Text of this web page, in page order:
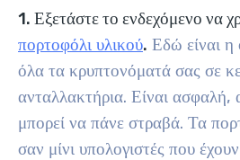
1. Εξετάστε το ενδεχόμενο να
πορτοφόλι υλικού. Εδώ είναι η
όλα τα κρυπτονόματά σας σε
ανταλλακτήρια. Είναι ασφαλή,
μπορεί να πάνε στραβά. Τα
σαν μίνι υπολογιστές που έχουν